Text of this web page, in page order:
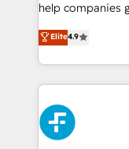
partners who
business, processes and
working with
organisations,
complex use cases 🏆 CRM
Platform
Onboarding Accredited 🔐
Certified
help companies
process-
Marketing, Sales,
so selling and
feels easy and pain-free. We
HubSpot Elite
and Customer
Reviews and 4.9/5
Elite4.9